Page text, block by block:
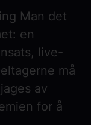
Man det
en
live-
må
av
for å